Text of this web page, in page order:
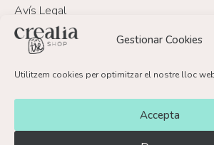
Gestionar Cookies
Utilitzem cookies per optimitzar el nostre lloc
Accepta
Avís Legal
Política de Cookies
Política de devolucions i reemborsament